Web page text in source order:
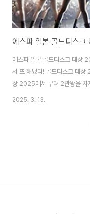
에스파 일본 골드디스
에스파 일본 골드디스크 대상
서 또 해냈다! 골드디스크 대상
상 2025에서 무려 2관왕을 차
니까? 2024년에도 일본에서
내는 에스파, 이번 수상으로 글
2025. 3. 13.